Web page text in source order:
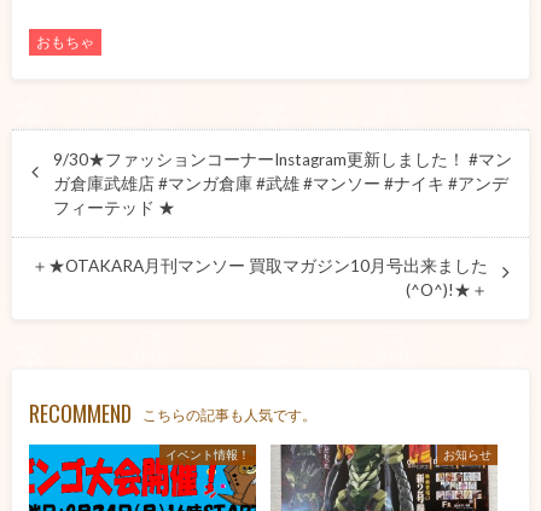
おもちゃ
9/30★ファッションコーナーInstagram更新しました！ #マン
ガ倉庫武雄店 #マンガ倉庫 #武雄 #マンソー #ナイキ #アンデ
フィーテッド ★
＋★OTAKARA月刊マンソー 買取マガジン10月号出来ました
(^O^)!★＋
RECOMMEND こちらの記事も人気です。
イベント情報！ お知らせ